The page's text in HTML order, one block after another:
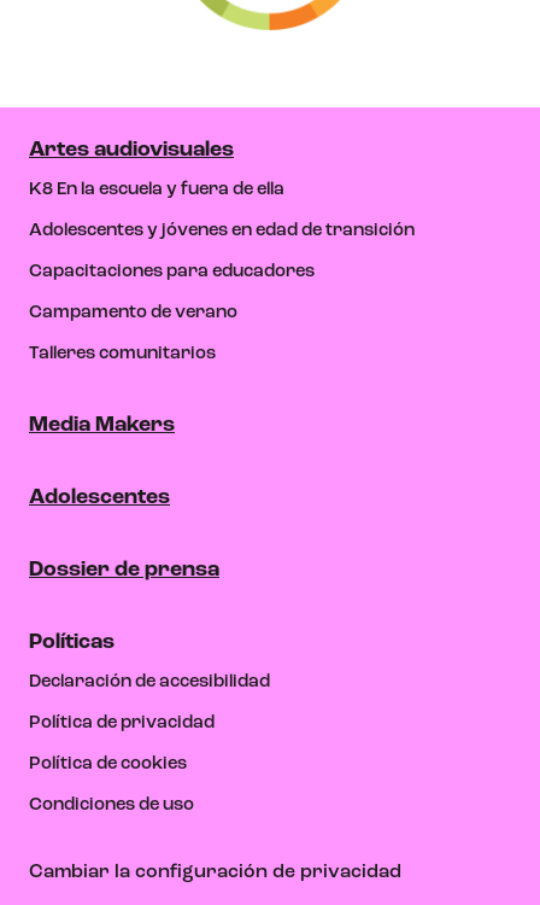
Artes audiovisuales
K8 En la escuela y fuera de ella
Adolescentes y jóvenes en edad de transición
Capacitaciones para educadores
Campamento de verano
Talleres comunitarios
Media Makers
Adolescentes
Dossier de prensa
Políticas
Declaración de accesibilidad
Política de privacidad
Política de cookies
Condiciones de uso
Cambiar la configuración de privacidad